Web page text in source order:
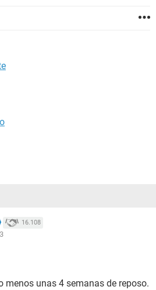
16.108
menos unas 4 semanas de reposo.